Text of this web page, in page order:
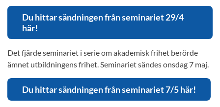
Du hittar sändningen från seminariet 29/4
här!
Det fjärde seminariet i serie om akademisk frihet berörde
ämnet utbildningens frihet. Seminariet sändes onsdag 7 maj.
Du hittar sändningen från seminariet 7/5 här!